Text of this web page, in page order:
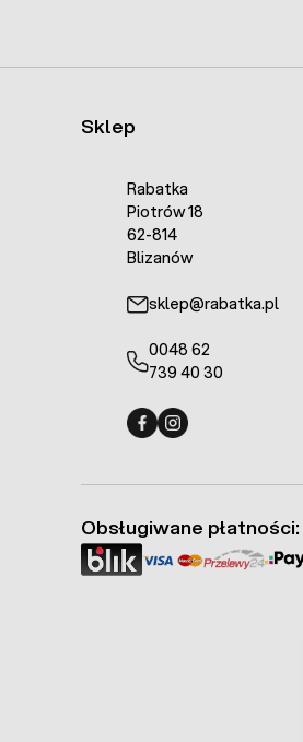
Sklep
Rabatka
Piotrów 18
62-814
Blizanów
sklep@rabatka.pl
0048 62
739 40 30
Obsługiwane płatności: